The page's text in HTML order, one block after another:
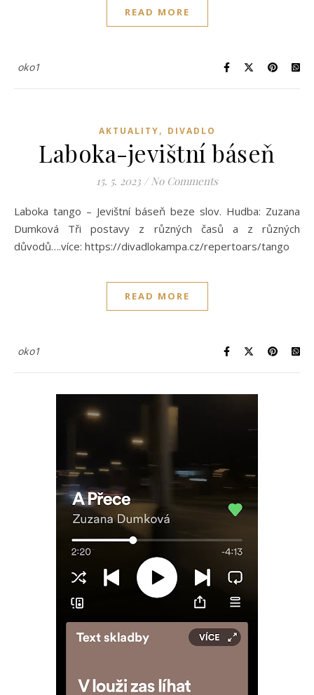
READ MORE
oko1
AKTUALITY, DIVADLO
Laboka-jevištní báseň
15. 5. 2023 / No Comments
Laboka tango – Jevištní báseň beze slov. Hudba: Zuzana
Dumková Tři postavy z různých časů a z různých
důvodů….více: https://divadlokampa.cz/repertoars/tango
READ MORE
oko1